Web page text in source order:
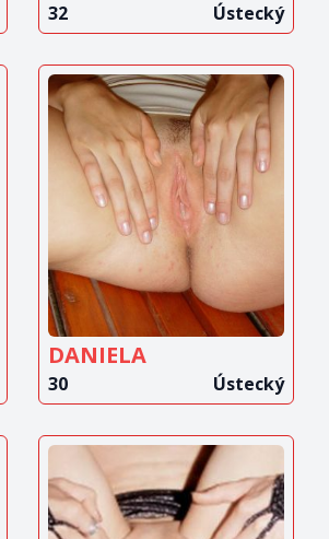
32 Ústecký
ZOBRAZIT
INZERÁT
DANIELA
30 Ústecký